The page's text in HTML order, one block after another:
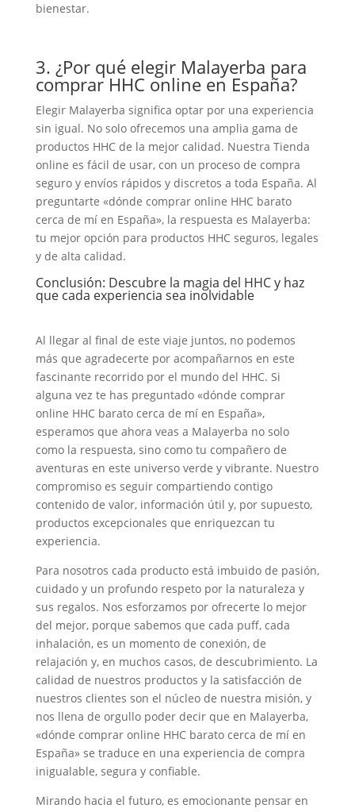
bienestar.
3. ¿Por qué elegir Malayerba para
comprar HHC online en España?
Elegir Malayerba significa optar por una experiencia
sin igual. No solo ofrecemos una amplia gama de
productos HHC de la mejor calidad. Nuestra Tienda
online es fácil de usar, con un proceso de compra
seguro y envíos rápidos y discretos a toda España. Al
preguntarte «dónde comprar online HHC barato
cerca de mí en España», la respuesta es Malayerba:
tu mejor opción para productos HHC seguros, legales
y de alta calidad.
Conclusión: Descubre la magia del HHC y haz
que cada experiencia sea inolvidable
Al llegar al final de este viaje juntos, no podemos
más que agradecerte por acompañarnos en este
fascinante recorrido por el mundo del HHC. Si
alguna vez te has preguntado «dónde comprar
online HHC barato cerca de mí en España»,
esperamos que ahora veas a Malayerba no solo
como la respuesta, sino como tu compañero de
aventuras en este universo verde y vibrante. Nuestro
compromiso es seguir compartiendo contigo
contenido de valor, información útil y, por supuesto,
productos excepcionales que enriquezcan tu
experiencia.
Para nosotros cada producto está imbuido de pasión,
cuidado y un profundo respeto por la naturaleza y
sus regalos. Nos esforzamos por ofrecerte lo mejor
del mejor, porque sabemos que cada puff, cada
inhalación, es un momento de conexión, de
relajación y, en muchos casos, de descubrimiento. La
calidad de nuestros productos y la satisfacción de
nuestros clientes son el núcleo de nuestra misión, y
nos llena de orgullo poder decir que en Malayerba,
«dónde comprar online HHC barato cerca de mí en
España» se traduce en una experiencia de compra
inigualable, segura y confiable.
Mirando hacia el futuro, es emocionante pensar en